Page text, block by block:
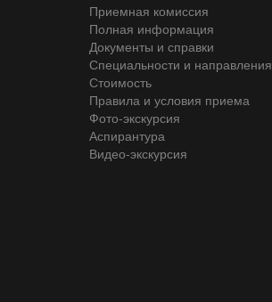
Приемная комиссия
Полная информация
Документы и справки
Специальности и направления
Стоимость
Правила и условия приема
Фото-экскурсия
Аспирантура
Видео-экскурсия